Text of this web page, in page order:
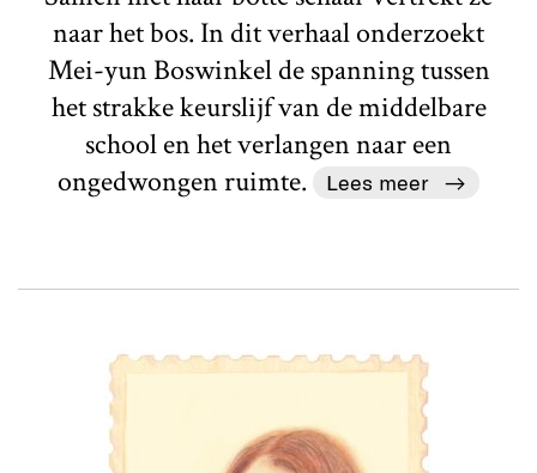
naar het bos. In dit verhaal onderzoekt
Mei-yun Boswinkel de spanning tussen
het strakke keurslijf van de middelbare
school en het verlangen naar een
ongedwongen ruimte.
Lees meer